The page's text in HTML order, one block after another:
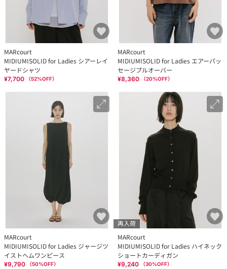
MARcourt
MIDIUMISOLID for Ladies シアーレイ
ヤードシャツ
¥7,700 （52%OFF）
MARcourt
MIDIUMISOLID for Ladies エアーパッ
セージプルオーバー
¥8,360 （20%OFF）
MARcourt
MIDIUMISOLID for Ladies ジャージツ
イストヘムワンピース
¥9,790 （50%OFF）
再入荷
MARcourt
MIDIUMISOLID for Ladies ハイネック
ショートカーディガン
¥9,240 （30%OFF）